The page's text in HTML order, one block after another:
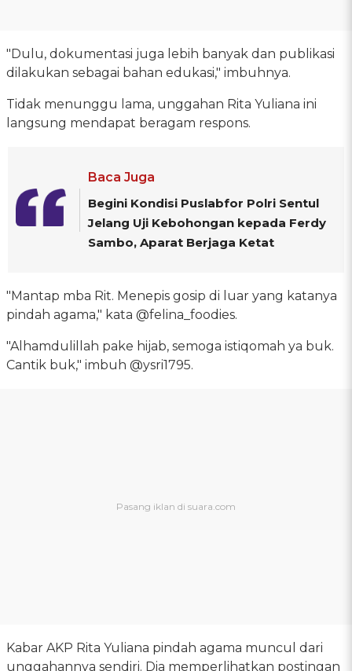
"Dulu, dokumentasi juga lebih banyak dan publikasi
dilakukan sebagai bahan edukasi," imbuhnya.
Tidak menunggu lama, unggahan Rita Yuliana ini
langsung mendapat beragam respons.
Baca Juga
Begini Kondisi Puslabfor Polri Sentul
Jelang Uji Kebohongan kepada Ferdy
Sambo, Aparat Berjaga Ketat
"Mantap mba Rit. Menepis gosip di luar yang katanya
pindah agama," kata @felina_foodies.
"Alhamdulillah pake hijab, semoga istiqomah ya buk.
Cantik buk," imbuh @ysri1795.
Kabar AKP Rita Yuliana pindah agama muncul dari
unggahannya sendiri. Dia memperlihatkan postingan